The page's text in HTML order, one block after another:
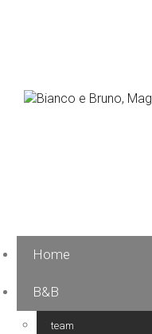
Home
B&B
team